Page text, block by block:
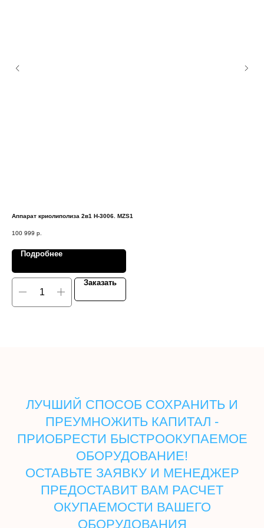
Аппарат криолиполиза 2в1 H-3006. MZS1
100 999 р.
Подробнее
Заказать
ЛУЧШИЙ СПОСОБ СОХРАНИТЬ И
ПРЕУМНОЖИТЬ КАПИТАЛ -
ПРИОБРЕСТИ БЫСТРООКУПАЕМОЕ
ОБОРУДОВАНИЕ!
ОСТАВЬТЕ ЗАЯВКУ И МЕНЕДЖЕР
ПРЕДОСТАВИТ ВАМ РАСЧЕТ
ОКУПАЕМОСТИ ВАШЕГО
ОБОРУДОВАНИЯ